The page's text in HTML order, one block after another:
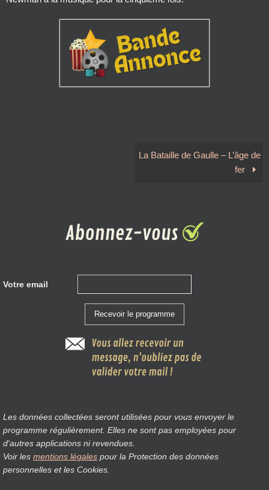
La Bataille de Gaulle – L’âge de
fer
Votre email
Les données collectées seront utilisées pour vous envoyer le
programme régulièrement. Elles ne sont pas employées pour
d'autres applications ni revendues.
Voir les mentions légales pour la Protection des données
personnelles et les Cookies.